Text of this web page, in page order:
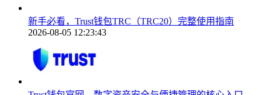
新手必看，Trust钱包TRC（TRC20）完整使用指南
2026-08-05 12:23:43